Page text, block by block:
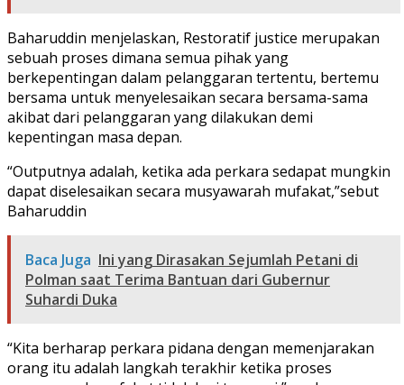
Baharuddin menjelaskan, Restoratif justice merupakan
sebuah proses dimana semua pihak yang
berkepentingan dalam pelanggaran tertentu, bertemu
bersama untuk menyelesaikan secara bersama-sama
akibat dari pelanggaran yang dilakukan demi
kepentingan masa depan.
“Outputnya adalah, ketika ada perkara sedapat mungkin
dapat diselesaikan secara musyawarah mufakat,”sebut
Baharuddin
Baca Juga Ini yang Dirasakan Sejumlah Petani di
Polman saat Terima Bantuan dari Gubernur
Suhardi Duka
“Kita berharap perkara pidana dengan memenjarakan
orang itu adalah langkah terakhir ketika proses